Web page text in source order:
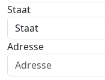
Staat
Adresse